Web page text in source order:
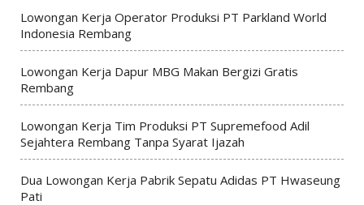
Lowongan Kerja Operator Produksi PT Parkland World
Indonesia Rembang
Lowongan Kerja Dapur MBG Makan Bergizi Gratis
Rembang
Lowongan Kerja Tim Produksi PT Supremefood Adil
Sejahtera Rembang Tanpa Syarat Ijazah
Dua Lowongan Kerja Pabrik Sepatu Adidas PT Hwaseung
Pati